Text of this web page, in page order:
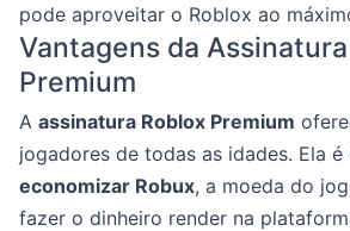
pode aproveitar o Roblox ao
Vantagens da
Premium
A assinatura Roblox Premium
jogadores de todas as idades. Ela é
economizar Robux, a moeda do
fazer o dinheiro render na